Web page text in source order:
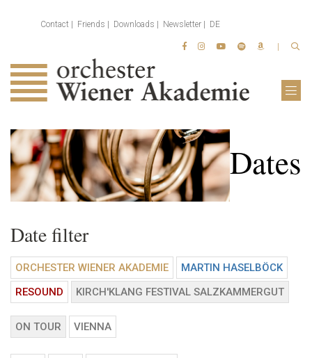
Contact Friends Downloads Newsletter DE
Dates
Date filter
ORCHESTER WIENER AKADEMIE
MARTIN HASELBÖCK
RESOUND
KIRCH'KLANG FESTIVAL SALZKAMMERGUT
ON TOUR VIENNA